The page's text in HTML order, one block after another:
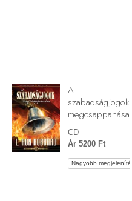
A
szabadságjogok
megcsappanása
CD
Ár 5200 Ft
Nagyobb megjelenítés